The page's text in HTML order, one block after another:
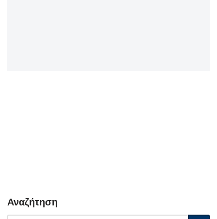
Αναζήτηση